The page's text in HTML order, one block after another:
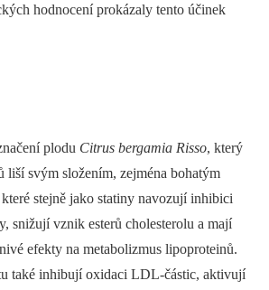
hodnocení prokázaly tento účinek
plodu Citrus bergamia Risso, který
liší svým složením, zejména bohatým
stejně jako statiny navozují inhibici
snižují vznik esterů cholesterolu a mají
efekty na metabolizmus lipoproteinů.
také inhibují oxidaci LDL-částic, aktivují